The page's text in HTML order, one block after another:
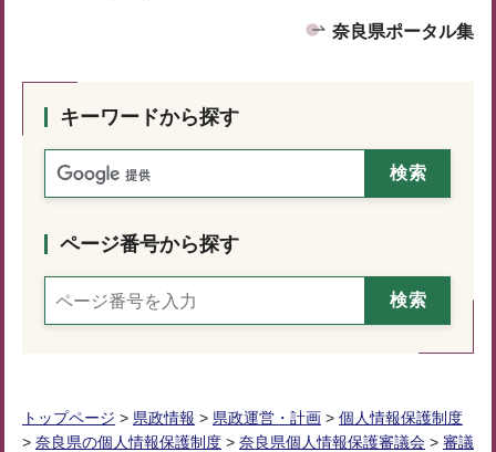
奈良県ポータル集
キーワードから探す
ページ番号から探す
トップページ > 県政情報 > 県政運営・計画 > 個人情報保護制度
> 奈良県の個人情報保護制度 > 奈良県個人情報保護審議会 > 審議